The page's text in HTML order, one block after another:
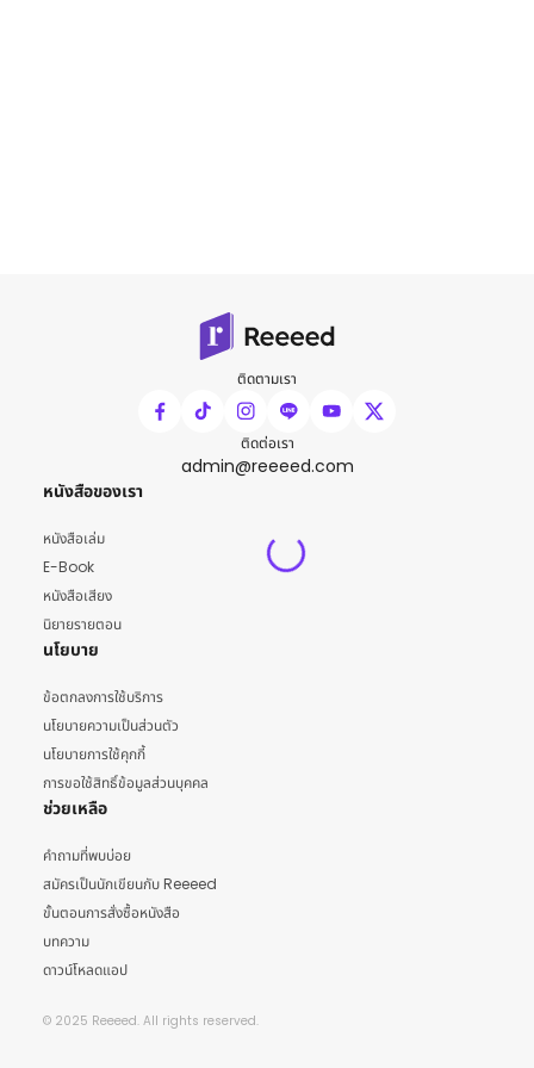
ติดตามเรา
ติดต่อเรา
admin@reeeed.com
หนังสือของเรา
หนังสือเล่ม
E-Book
หนังสือเสียง
นิยายรายตอน
นโยบาย
ข้อตกลงการใช้บริการ
นโยบายความเป็นส่วนตัว
นโยบายการใช้คุกกี้
การขอใช้สิทธิ์ข้อมูลส่วนบุคคล
ช่วยเหลือ
คำถามที่พบบ่อย
สมัครเป็นนักเขียนกับ Reeeed
ขั้นตอนการสั่งซื้อหนังสือ
บทความ
ดาวน์โหลดแอป
© 2025 Reeeed. All rights reserved.